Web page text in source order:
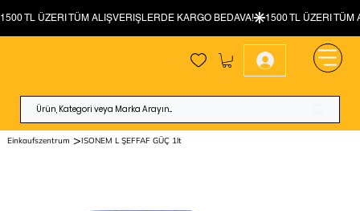
Einkaufszentrum >ISONEM L ŞEFFAF GÜÇ 1lt